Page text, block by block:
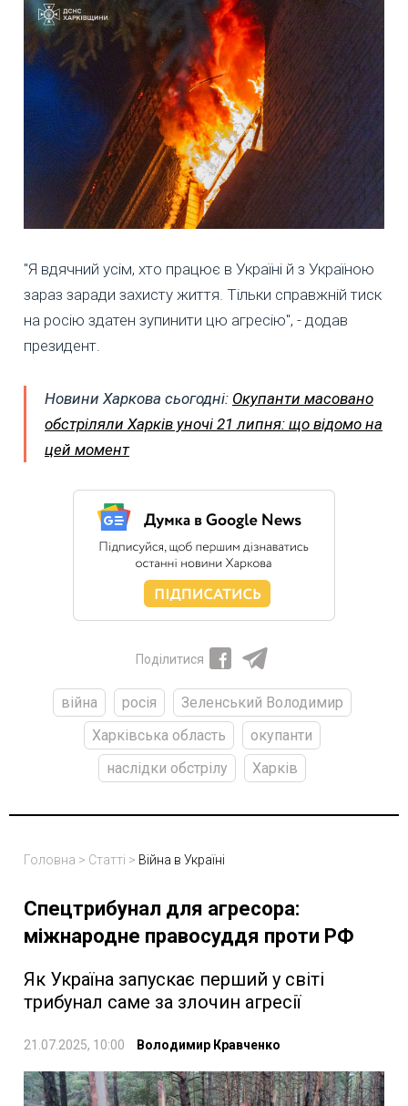
"Я вдячний усім, хто працює в Україні й з Україною
зараз заради захисту життя. Тільки справжній тиск
на росію здатен зупинити цю агресію", - додав
президент.
Новини Харкова сьогодні: Окупанти масовано
обстріляли Харків уночі 21 липня: що відомо на
цей момент
Поділитися
війна росія
Зеленський Володимир
Харківська область
окупанти
наслідки обстрілу
Харків
Головна > Статті > Війна в Україні
Спецтрибунал для агресора:
міжнародне правосуддя проти РФ
Як Україна запускає перший у світі
трибунал саме за злочин агресії
21.07.2025, 10:00 Володимир Кравченко